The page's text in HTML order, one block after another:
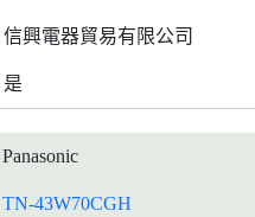
信興電器貿易有限公司
是
Panasonic
TN-43W70CGH